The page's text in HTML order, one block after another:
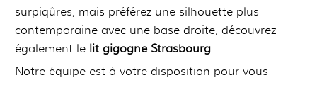
surpiqûres, mais préférez une silhouette plus
contemporaine avec une base droite, découvrez
également le lit gigogne Strasbourg.
Notre équipe est à votre disposition pour vous